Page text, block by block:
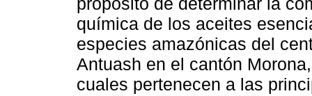
química de los aceites
especies amazónicas del
Antuash en el cantón
cuales pertenecen a las